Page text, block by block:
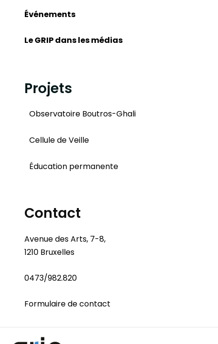
Événements
Le GRIP dans les médias
Projets
Observatoire Boutros-Ghali
Cellule de Veille
Éducation permanente
Contact
Avenue des Arts, 7-8,
1210 Bruxelles
0473/982.820
Formulaire de contact